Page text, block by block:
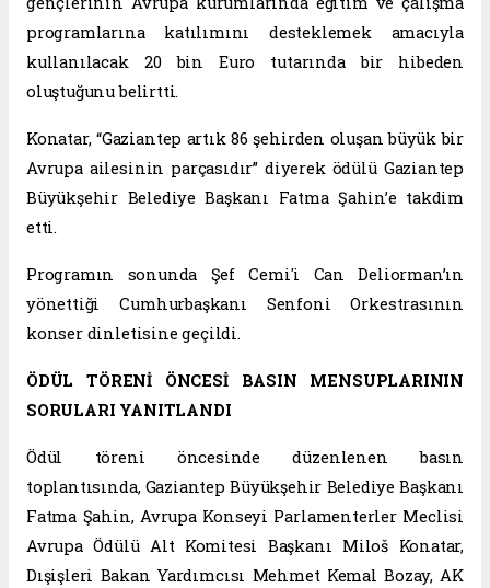
programlarına katılımını desteklemek amacıyla
kullanılacak 20 bin Euro tutarında bir hibeden
oluştuğunu belirtti.
Konatar, “Gaziantep artık 86 şehirden oluşan büyük bir
Avrupa ailesinin parçasıdır” diyerek ödülü Gaziantep
Büyükşehir Belediye Başkanı Fatma Şahin’e takdim
etti.
Programın sonunda Şef Cemi'i Can Deliorman’ın
yönettiği Cumhurbaşkanı Senfoni Orkestrasının
konser dinletisine geçildi.
ÖDÜL TÖRENİ ÖNCESİ BASIN MENSUPLARININ
SORULARI YANITLANDI
Ödül töreni öncesinde düzenlenen basın
toplantısında, Gaziantep Büyükşehir Belediye Başkanı
Fatma Şahin, Avrupa Konseyi Parlamenterler Meclisi
Avrupa Ödülü Alt Komitesi Başkanı Miloš Konatar,
Dışişleri Bakan Yardımcısı Mehmet Kemal Bozay, AK